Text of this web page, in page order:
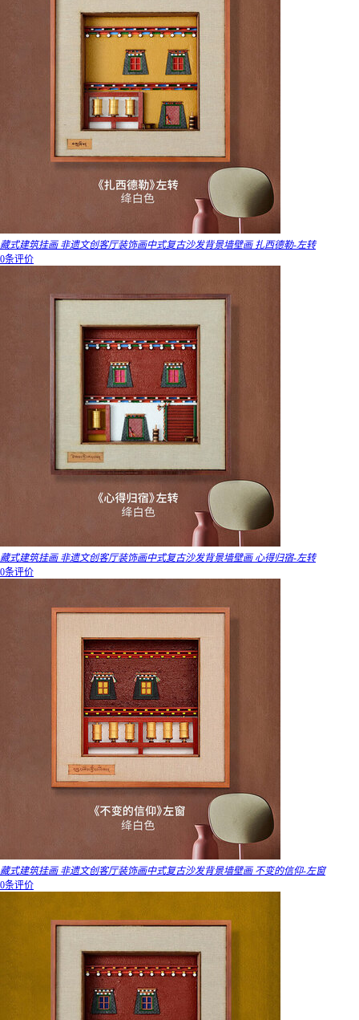
藏式建筑挂画 非遗文创客厅装饰画中式复古沙发背景墙壁画 扎西德勒-左转
0条评价
藏式建筑挂画 非遗文创客厅装饰画中式复古沙发背景墙壁画 心得归宿-左转
0条评价
藏式建筑挂画 非遗文创客厅装饰画中式复古沙发背景墙壁画 不变的信仰-左窗
0条评价